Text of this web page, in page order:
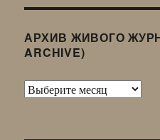
АРХИВ ЖИВОГО
ARCHIVE)
Архив